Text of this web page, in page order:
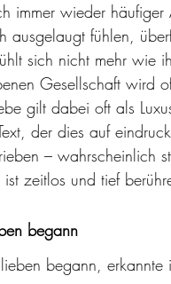
immer wieder
ausgelaugt fühlen,
sich nicht mehr wie
Gesellschaft wird
gilt dabei oft als
der dies auf
– wahrscheinlich
zeitlos und tief
begann
begann, erkannte